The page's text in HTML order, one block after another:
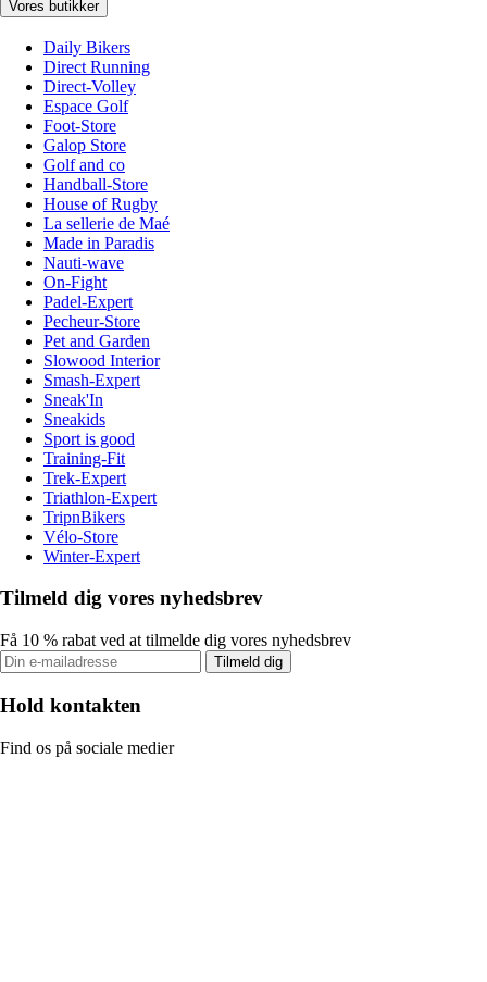
Vores butikker
Daily Bikers
Direct Running
Direct-Volley
Espace Golf
Foot-Store
Galop Store
Golf and co
Handball-Store
House of Rugby
La sellerie de Maé
Made in Paradis
Nauti-wave
On-Fight
Padel-Expert
Pecheur-Store
Pet and Garden
Slowood Interior
Smash-Expert
Sneak'In
Sneakids
Sport is good
Training-Fit
Trek-Expert
Triathlon-Expert
TripnBikers
Vélo-Store
Winter-Expert
Tilmeld dig vores nyhedsbrev
Få 10 % rabat ved at tilmelde dig vores nyhedsbrev
Tilmeld dig
Hold kontakten
Find os på sociale medier